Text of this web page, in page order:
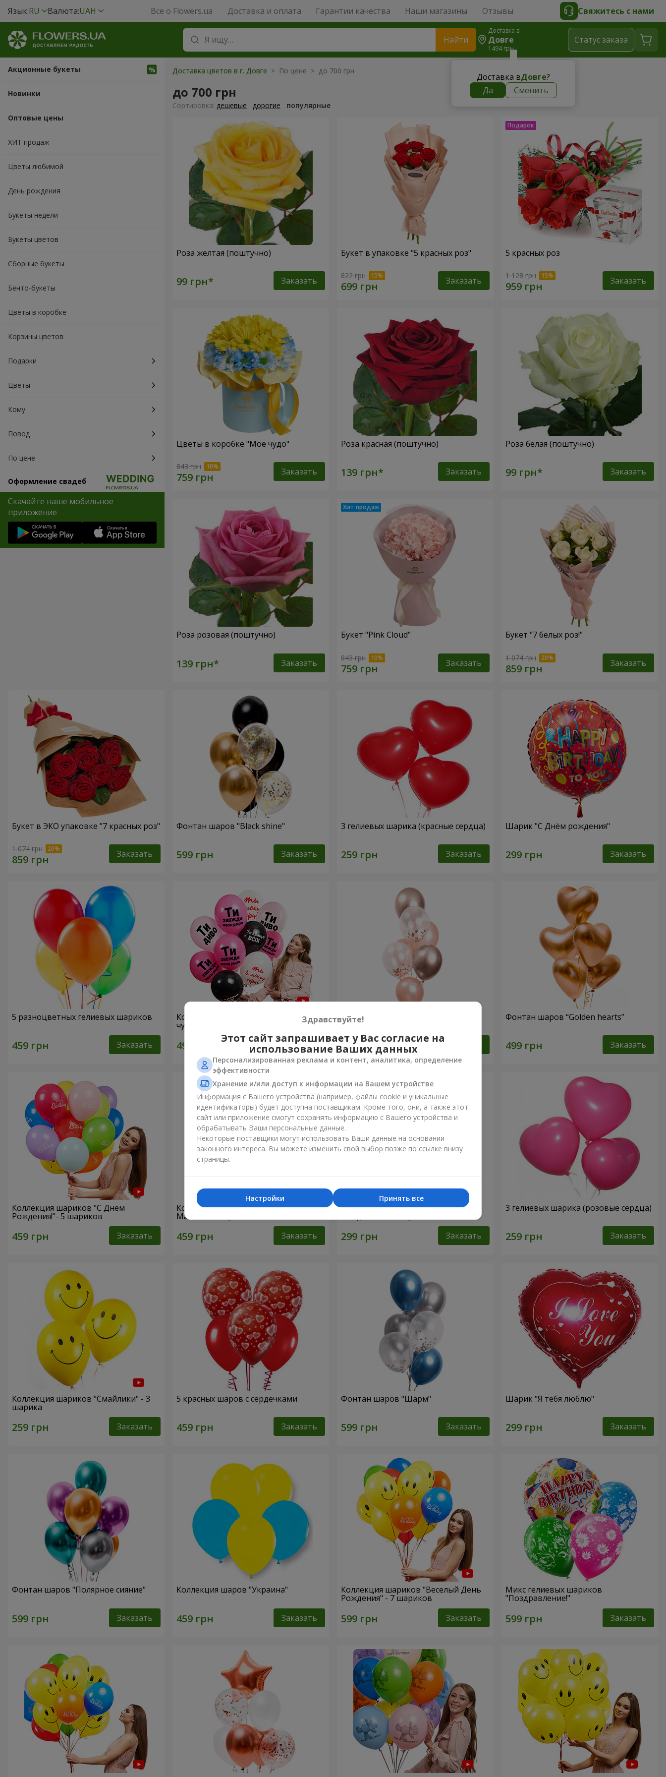
Язык:RU Валюта:UAH Все о Flowers.ua Доставка и оплата Гарантии качества Наши магазины Отзывы Свяжитесь с нами
Найти
Доставка в
Довге
1494 грн
Доставка вДовге?
Да
Сменить
Cтатус заказа
Акционные букеты
Новинки
Оптовые цены
ХИТ продаж
Цветы любимой
День рождения
Букеты недели
Букеты цветов
Сборные букеты
Бенто-букеты
Цветы в коробке
Корзины цветов
Подарки
Цветы
Кому
Повод
По цене
Оформление свадеб
Скачайте наше мобильное
приложение
Доставка цветов в г. Довге > По цене > до 700 грн
до 700 грн
Cортировка: дешевые дорогие популярные
Роза желтая (поштучно)
Заказать
Букет в упаковке "5 красных роз"
822 грн Заказать
5 красных роз
1 128 грн Заказать
Цветы в коробке "Мое чудо"
843 грн Заказать
Роза красная (поштучно)
Заказать
Роза белая (поштучно)
Заказать
Роза розовая (поштучно)
Заказать
Букет "Pink Cloud"
843 грн Заказать
Букет "7 белых роз!"
1 074 грн Заказать
Букет в ЭКО упаковке "7 красных роз"
1 074 грн Заказать
Фонтан шаров "Black shine"
Заказать
3 гелиевых шарика (красные сердца)
Заказать
Шарик "С Днём рождения"
Заказать
5 разноцветных гелиевых шариков
Заказать
Коллекция шариков для неё "Ты
чудо!" - 5 шариков
Заказать
Фонтан шаров "Нежность" Фонтан шаров “Golden hearts”
Заказать
Коллекция шариков "С Днем
Рождения!"- 5 шариков
Заказать
Коллекция шариков "Любимой
Маме!" - 5 шариков
Заказать
Коллекция шариков "С Днем
Заказать
3 гелиевых шарика (розовые сердца)
Заказать
Коллекция шариков "Смайлики" - 3
шарика
Заказать
5 красных шаров с сердечками
Заказать
Фонтан шаров "Шарм"
Заказать
Шарик "Я тебя люблю"
Заказать
Фонтан шаров "Полярное сияние"
Заказать
Коллекция шаров "Украина"
Заказать
Коллекция шариков "Веселый День
Рождения" - 7 шариков
Заказать
Микс гелиевых шариков
"Поздравление!"
Заказать
Здравствуйте!
Этот сайт запрашивает у Вас согласие на
использование Ваших данных
Персонализированная реклама и контент, аналитика, определение
эффективности
Хранение и/или доступ к информации на Вашем устройстве
Информация с Вашего устройства (например, файлы cookie и уникальные
идентификаторы) будет доступна поставщикам. Кроме того, они, а также этот
сайт или приложение смогут сохранять информацию с Вашего устройства и
обрабатывать Ваши персональные данные.
Некоторые поставщики могут использовать Ваши данные на основании
законного интереса. Вы можете изменить свой выбор позже по ссылке внизу
страницы.
Принять все
Настройки